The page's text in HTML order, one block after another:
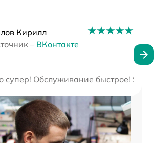
Кирилл
– ВКонтакте
супер! Обслуживание быстрое! Я
мастера